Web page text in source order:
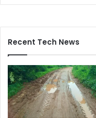
Recent Tech News